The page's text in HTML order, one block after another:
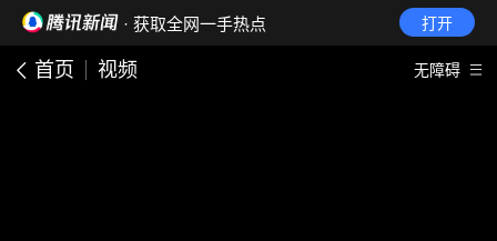
· 获取全网一手热点 打开
首页 视频 无障碍